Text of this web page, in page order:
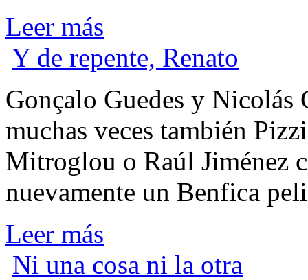
Leer más
Y de repente, Renato
Gonçalo Guedes y Nicolás
muchas veces también
Mitroglou o Raúl Jiménez
nuevamente un Benfica
Leer más
Ni una cosa ni la otra